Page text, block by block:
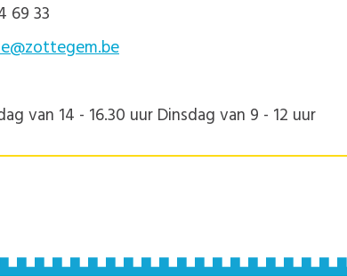
69 33
van 14 - 16.30 uur Dinsdag van 9 - 12 uur